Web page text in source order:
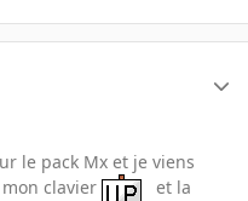
le pack Mx et je viens
clavier
et la